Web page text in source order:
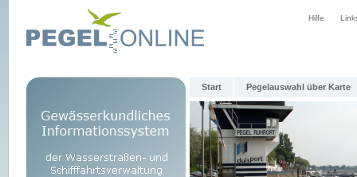
Hilfe
Start Pegelauswahl über Karte